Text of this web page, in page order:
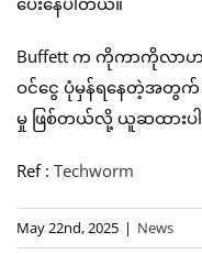
Buffett က ကိုကာကိုလာဟာ
ဝင်ငွေ ပုံမှန်ရနေတဲ့အတွက်
မှု ဖြစ်တယ်လို့ ယူဆထားပ
Ref : Techworm
May 22nd, 2025 | News